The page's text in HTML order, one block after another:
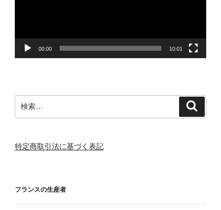
00:00 10:01
索:
特定商取引法に基づく表記
フランスの生産者